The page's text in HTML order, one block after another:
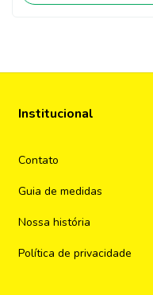
Institucional
Contato
Guia de medidas
Nossa história
Política de privacidade